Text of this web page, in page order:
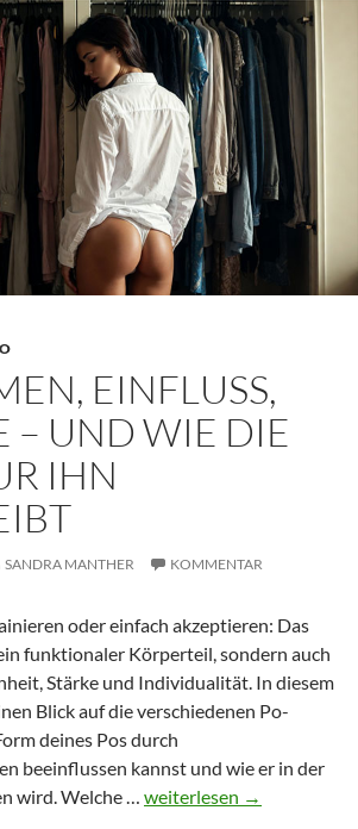
und
die
Ästhetik
der
Perfektion
EINFLUSS,
– UND WIE DIE
IHN
SANDRA MANTHER
KOMMENTAR
oder einfach akzeptieren: Das
funktionaler Körperteil, sondern auch
Stärke und Individualität. In diesem
Blick auf die verschiedenen Po-
deines Pos durch
beeinflussen kannst und wie er in der
wird. Welche … Po:
weiterlesen →